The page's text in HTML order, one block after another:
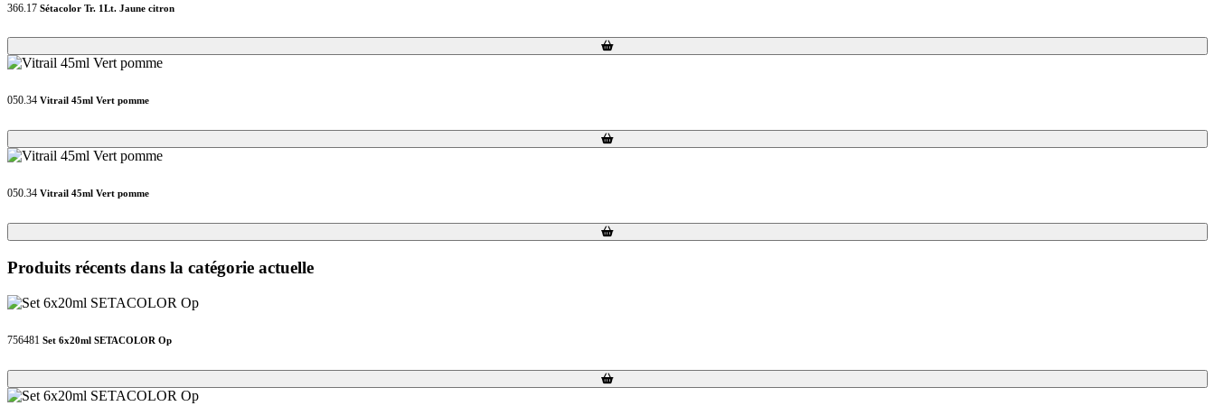
366.17 Sétacolor Tr. 1Lt. Jaune citron
Loading...
Loading...
050.34 Vitrail 45ml Vert pomme
Loading...
Loading...
050.34 Vitrail 45ml Vert pomme
Loading...
Loading...
Produits récents dans la catégorie actuelle
756481 Set 6x20ml SETACOLOR Op
Loading...
Loading...